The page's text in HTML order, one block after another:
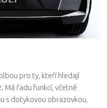
pro ty, kteří hledají
Má řadu funkcí, včetně
s dotykovou obrazovkou,